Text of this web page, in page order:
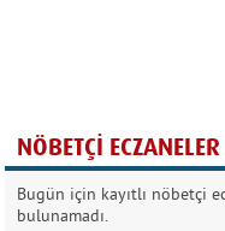
Kurban
Dikkat!
NÖBETÇİ ECZANELER
Bugün için kayıtlı nöbetçi
bulunamadı.